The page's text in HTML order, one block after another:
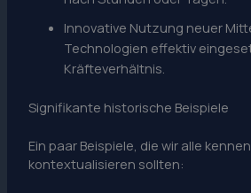
Innovative Nutzung neuer
Technologien effektiv
Kräfteverhältnis.
Signifikante historische Beispiele
Ein paar Beispiele, die wir alle
kontextualisieren sollten: